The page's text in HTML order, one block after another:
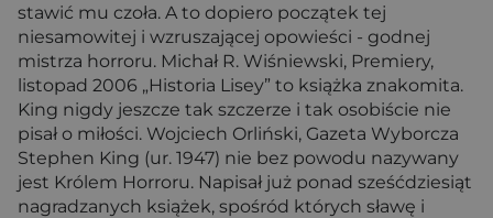
stawić mu czoła. A to dopiero początek tej
niesamowitej i wzruszającej opowieści - godnej
mistrza horroru. Michał R. Wiśniewski, Premiery,
listopad 2006 „Historia Lisey” to książka znakomita.
King nigdy jeszcze tak szczerze i tak osobiście nie
pisał o miłości. Wojciech Orliński, Gazeta Wyborcza
Stephen King (ur. 1947) nie bez powodu nazywany
jest Królem Horroru. Napisał już ponad sześćdziesiąt
nagradzanych książek, spośród których sławę i